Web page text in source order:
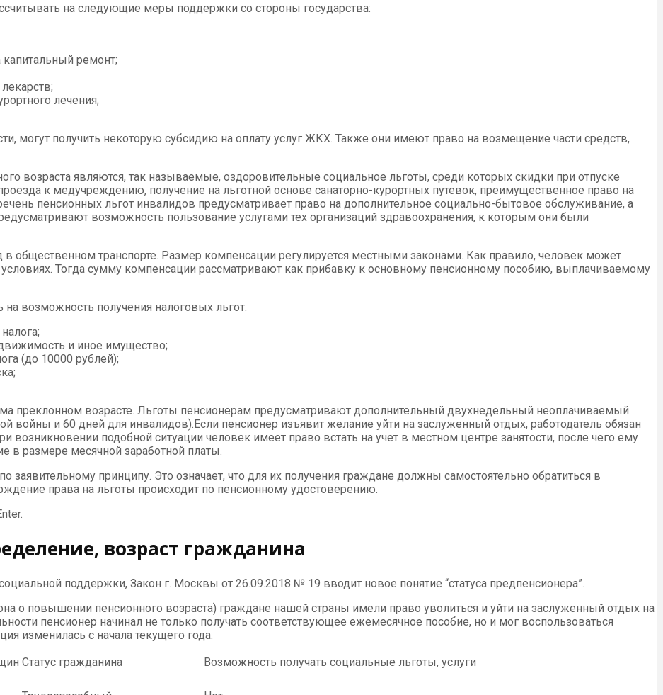
на следующие меры поддержки со стороны государства:
ремонт;
лечения;
могут получить некоторую субсидию на оплату услуг ЖКХ. Также они имеют право на возмещение части средств,
возраста являются, так называемые, оздоровительные социальное льготы, среди которых скидки при отпуске
к медучреждению, получение на льготной основе санаторно-курортных путевок, преимущественное право на
пенсионных льгот инвалидов предусматривает право на дополнительное социально-бытовое обслуживание, а
возможность пользование услугами тех организаций здравоохранения, к которым они были
общественном транспорте. Размер компенсации регулируется местными законами. Как правило, человек может
условиях. Тогда сумму компенсации рассматривают как прибавку к основному пенсионному пособию, выплачиваемому
возможность получения налоговых льгот:
и иное имущество;
(до 10000 рублей);
преклонном возрасте. Льготы пенсионерам предусматривают дополнительный двухнедельный неоплачиваемый
войны и 60 дней для инвалидов).Если пенсионер изъявит желание уйти на заслуженный отдых, работодатель обязан
возникновении подобной ситуации человек имеет право встать на учет в местном центре занятости, после чего ему
размере месячной заработной платы.
принципу. Это означает, что для их получения граждане должны самостоятельно обратиться в
права на льготы происходит по пенсионному удостоверению.
возраст гражданина
поддержки, Закон г. Москвы от 26.09.2018 № 19 вводит новое понятие “статуса предпенсионера”.
о повышении пенсионного возраста) граждане нашей страны имели право уволиться и уйти на заслуженный отдых на
пенсионер начинал не только получать соответствующее ежемесячное пособие, но и мог воспользоваться
изменилась с начала текущего года:
Статус гражданина Возможность получать социальные льготы, услуги